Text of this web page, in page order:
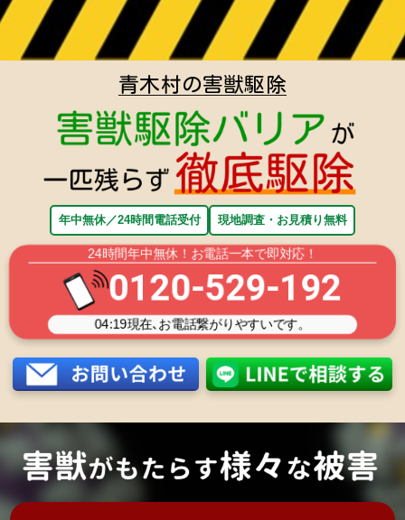
青木村の害獣駆除
年中無休／24時間電話受付 現地調査・お見積り無料
24時間年中無休！お電話一本で即対応！
0120-529-192
04:19現在､お電話繋がりやすいです。